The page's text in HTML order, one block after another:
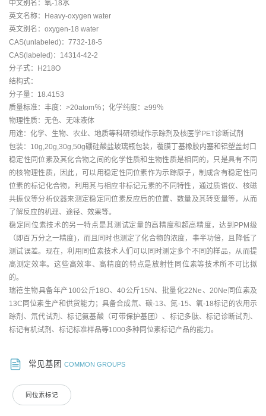
中文别名：氧-18水
英文名称：Heavy-oxygen water
英文别名：oxygen-18 water
CAS(unlabeled)：7732-18-5
CAS(labeled)：14314-42-2
分子式：H218O
结构式：
分子量：18.4153
质量标准：丰度：>20atom％；化学纯度：≥99％
物理性质：无色、无味液体
用途：化学、生物、农业、地质等科研领域作示踪剂及核医学PET诊断试剂
包装：10g,20g,30g,50g硼硅酸盐玻璃瓶包装，覆膜丁基橡胶内塞和铝塑盖封口
稳定性同位素及其化合物之间的化学性质和生物性质是相同的，只是具有不同
的核物理性质，因此，可以用稳定性同位素作为示踪原子，制成含有稳定性同
位素的标记化合物，利用其与相应非标记元素的不同特性，通过质谱仪、核磁
共振仪等分析仪器来测定稳定同位素反应后的位置、数量及其转变量等，从而
了解反应的机理、途径、效果等。
稳定同位素技术的另一特点是其测试定量的高精度和超高精度，达到PPM级
（即百万分之一精度)，而且同时也测定了化合物的浓度，事半功倍，且降低了
测试误差。现在，利用同位素技术人们可以同时测定多个不同的样品，从而提
高测定效率。这些高效率、高精度的特点是放射性同位素等技术所不可比拟
的。
瑞禧生物具备年产100公斤18O、40公斤15N、批量化22Ne、20Ne同位素及
13C同位素生产和供货能力；具备合成氘、碳-13、氮-15、氧-18标记的农用示
踪剂、氘代试剂、标记氨基酸（可带保护基团）、标记多肽、标记诊断试剂、
标记有机试剂、标记标准样品等1000多种同位素标记产品的能力。
常见基团 COMMON GROUPS
同位素标记